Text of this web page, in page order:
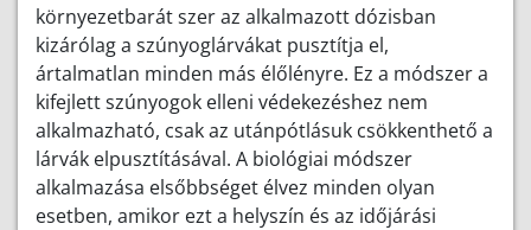
környezetbarát szer az alkalmazott dózisban
kizárólag a szúnyoglárvákat pusztítja el,
ártalmatlan minden más élőlényre. Ez a módszer a
kifejlett szúnyogok elleni védekezéshez nem
alkalmazható, csak az utánpótlásuk csökkenthető a
lárvák elpusztításával. A biológiai módszer
alkalmazása elsőbbséget élvez minden olyan
esetben, amikor ezt a helyszín és az időjárási